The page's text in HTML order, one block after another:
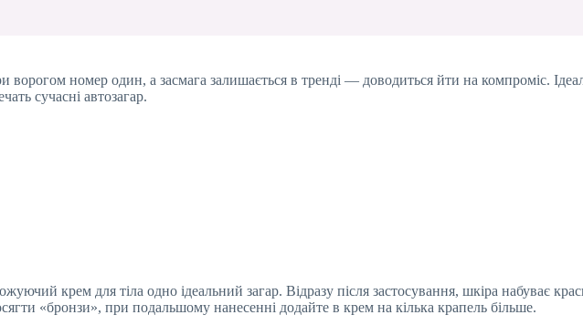
ворогом номер один, а засмага залишається в тренді — доводиться йти на компроміс.
сучасні автозагар.
крем для тіла одно ідеальний загар. Відразу після застосування, шкіра набуває
«бронзи», при подальшому нанесенні додайте в крем на кілька крапель більше.